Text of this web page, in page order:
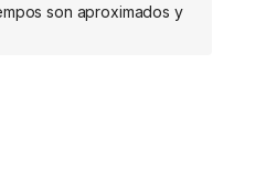
son aproximados y